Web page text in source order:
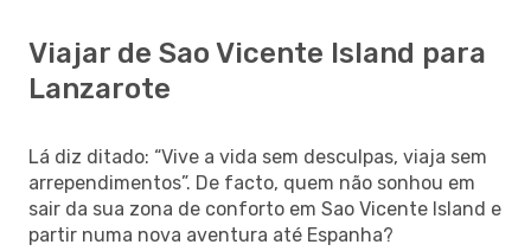
Viajar de Sao Vicente Island para
Lanzarote
Lá diz ditado: “Vive a vida sem desculpas, viaja sem
arrependimentos”. De facto, quem não sonhou em
sair da sua zona de conforto em Sao Vicente Island e
partir numa nova aventura até Espanha?